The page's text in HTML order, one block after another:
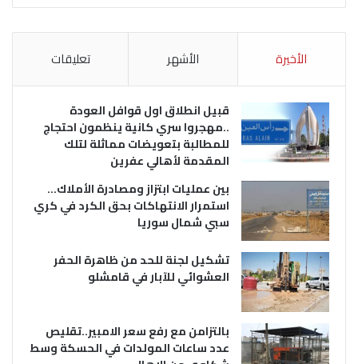
الأخيرة الأشهر تعليقات
قبيل انطلاق اول قوافل العودة
..مهجروا سري كانية ينظمون احتجاج
للمطالبة بتعويضات مماثلة لتلك
المقدمة لأهالي عفرين
بين عمليات ابتزاز ومصادرة الأملاك…
استمرار الانتهاكات بحق الكرد في كري
سبي شمال سوريا
تشكيل لجنة للحد من ظاهرة الحفر
العشوائي للآبار في قامشلو
بالتزامن مع رفع سعر الامبير..تقليص
عدد ساعات المولدات في الحسكة وسط